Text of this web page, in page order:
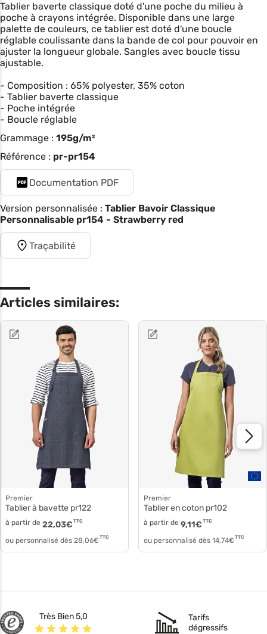
Tablier baverte classique doté d'une poche du milieu à
poche à crayons intégrée. Disponible dans une large
palette de couleurs, ce tablier est doté d'une boucle
réglable coulissante dans la bande de col pour pouvoir en
ajuster la longueur globale. Sangles avec boucle tissu
ajustable.
- Composition : 65% polyester, 35% coton
- Tablier baverte classique
- Poche intégrée
- Boucle réglable
Grammage : 195g/m²
Référence : pr-pr154
Documentation PDF
Version personnalisée : Tablier Bavoir Classique
Personnalisable pr154 - Strawberry red
Traçabilité
Articles similaires:
Premier
Tablier à bavette pr122
à partir de 22,03€ TTC
ou personnalisé dès 28,06€ TTC
Premier
Tablier en coton pr102
à partir de 9,11€ TTC
ou personnalisé dès 14,74€ TTC
Très Bien 5,0
Tarifs
dégressifs